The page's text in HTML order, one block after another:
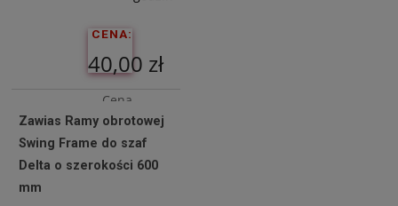
CENA:
40,00 zł
Cena
netto:
32,52 zł
Zawias Ramy obrotowej
Swing Frame do szaf
Delta o szerokości 600
mm